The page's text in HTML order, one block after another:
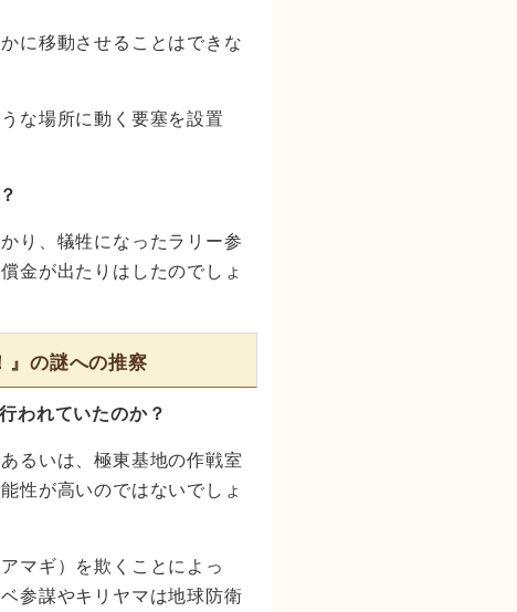
に移動させることはできな
な場所に動く要塞を設置
り、犠牲になったラリー参
金が出たりはしたのでしょ
』の謎への推察
われていたのか？
るいは、極東基地の作戦室
性が高いのではないでしょ
マギ）を欺くことによっ
参謀やキリヤマは地球防衛